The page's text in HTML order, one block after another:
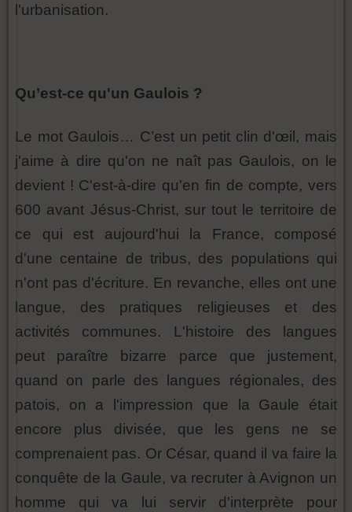
l'urbanisation.
Qu’est-ce qu'un Gaulois ?
Le mot Gaulois… C’est un petit clin d'œil, mais
j'aime à dire qu'on ne naît pas Gaulois, on le
devient ! C'est-à-dire qu'en fin de compte, vers
600 avant Jésus-Christ, sur tout le territoire de
ce qui est aujourd'hui la France, composé
d'une centaine de tribus, des populations qui
n'ont pas d'écriture. En revanche, elles ont une
langue, des pratiques religieuses et des
activités communes. L'histoire des langues
peut paraître bizarre parce que justement,
quand on parle des langues régionales, des
patois, on a l'impression que la Gaule était
encore plus divisée, que les gens ne se
comprenaient pas. Or César, quand il va faire la
conquête de la Gaule, va recruter à Avignon un
homme qui va lui servir d'interprète pour